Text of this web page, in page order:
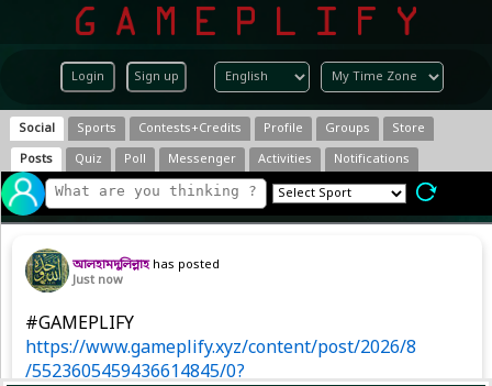
Login Sign up
Social Sports Contests+Credits Profile Groups
Store
Posts
Quiz Poll Messenger Activities Notifications
আলহামদুলিল্লাহ has posted
Just now
#GAMEPLIFY
https://www.gameplify.xyz/content/post/2026/8
/5523605459436614845/0?